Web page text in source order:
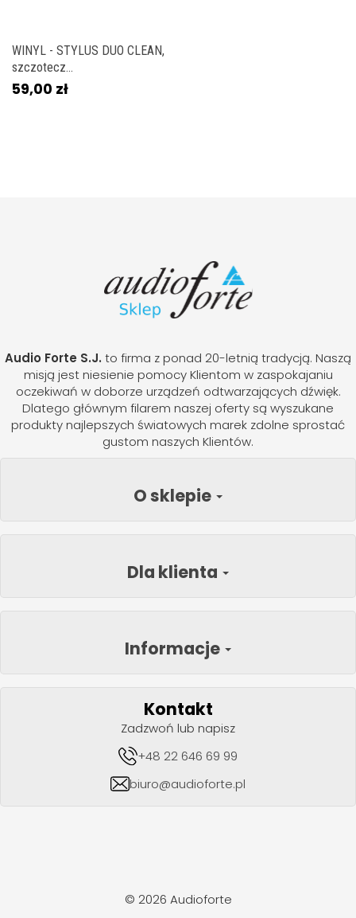
WINYL - STYLUS DUO CLEAN,
szczotecz...
59,00 zł
Audio Forte S.J. to firma z ponad 20-letnią tradycją. Naszą
misją jest niesienie pomocy Klientom w zaspokajaniu
oczekiwań w doborze urządzeń odtwarzających dźwięk.
Dlatego głównym filarem naszej oferty są wyszukane
produkty najlepszych światowych marek zdolne sprostać
gustom naszych Klientów.
O sklepie
Dla klienta
Informacje
Kontakt
Zadzwoń lub napisz
+48 22 646 69 99
biuro@audioforte.pl
© 2026 Audioforte